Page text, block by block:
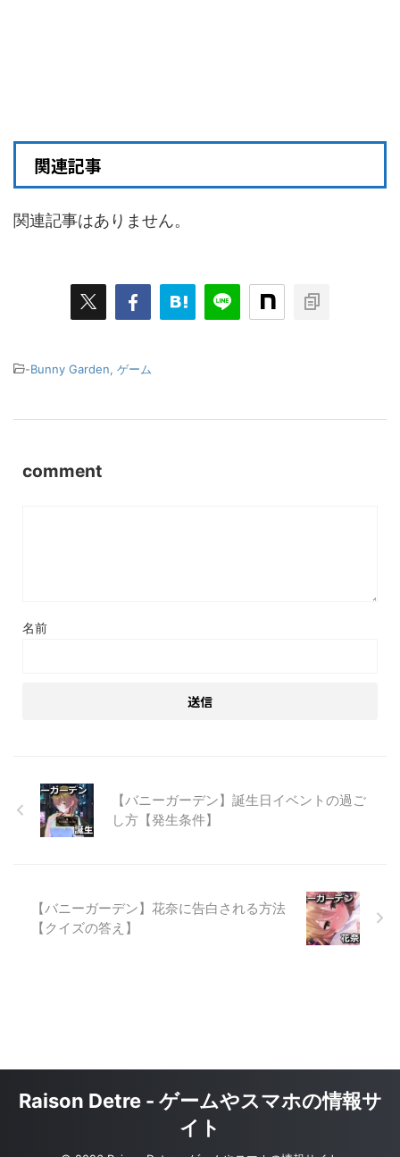
関連記事
関連記事はありません。
-Bunny Garden ゲーム
comment
名前
【バニーガーデン】誕生日イベントの過ご
し方【発生条件】
【バニーガーデン】花奈に告白される方法
【クイズの答え】
Raison Detre - ゲームやスマホの情報サ
イト